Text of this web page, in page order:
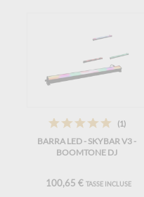
(1)
BARRA LED - SKYBAR V3 -
BOOMTONE DJ
100,65 € TASSE INCLUSE